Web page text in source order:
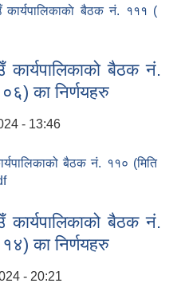
कार्यपालिकाकाे बैठक नं. १११ (
का निर्णयहरु
कार्यपालिकाको बैठक नं.
का निर्णयहरु
- 13:46
बैठक नं. ११० (मिति
का निर्णयहरु
कार्यपालिकाको बैठक नं.
का निर्णयहरु
- 20:21